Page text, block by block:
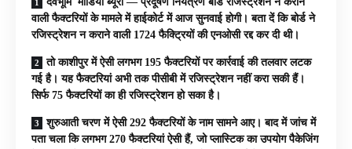
वाली फैक्टरियों के मामले में हाईकोर्ट में आज सुनवाई होगी। बता दें कि बोर्ड ने
रजिस्ट्रेशन न कराने वाली 1724 फैक्ट्रियों की एनओसी रद्द कर दी थी।
तो काशीपुर में ऐसी लगभग 195 फैक्टरियों पर कार्रवाई की तलवार लटक
गई है। यह फैक्टरियां अभी तक पीसीबी में रजिस्ट्रेशन नहीं करा सकी हैं।
सिर्फ 75 फैक्टरियों का ही रजिस्ट्रेशन हो सका है।
शुरुआती चरण में ऐसी 292 फैक्टरियों के नाम सामने आए। बाद में जांच में
पता चला कि लगभग 270 फैक्टरियां ऐसी हैं, जो प्लास्टिक का उपयोग पैकेजिंग